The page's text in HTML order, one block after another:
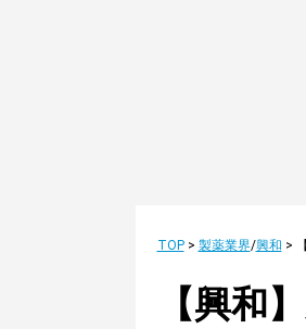
TOP> 製薬業界/興和 >
【興和